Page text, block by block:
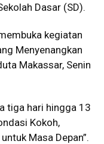
Dasar (SD).
kegiatan
Menyenangkan
Makassar, Senin
tiga hari hingga 13
Kokoh,
Masa Depan”.